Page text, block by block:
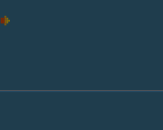
o tytule Prelegent &#8211; Piotr